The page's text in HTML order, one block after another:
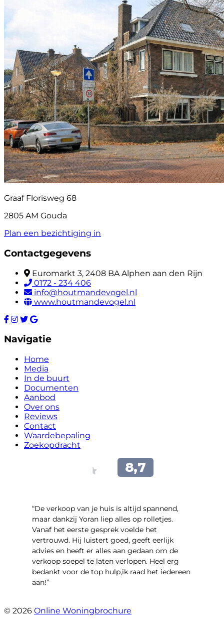
Graaf Florisweg 68
2805 AM Gouda
Plan een bezichtiging in
Contactgegevens
Euromarkt 3, 2408 BA Alphen aan den Rijn
0172 - 234 406
info@houtmandevogel.nl
www.houtmandevogel.nl
Navigatie
Home
Media
In de buurt
Documenten
Aanbod
Over ons
Reviews
Contact
Waardebepaling
Zoekopdracht
“​De verkoop van je huis is altijd spannend,
maar dankzij Yoran liep alles op rolletjes.
Vanaf het eerste gesprek voelde het
vertrouwd. Hij luistert goed, geeft eerlijk
advies en heeft er alles aan gedaan om de
verkoop soepel te laten verlopen. Heel erg
bedankt voor de top hulp,ik raad het iedereen
aan!”
© 2026 Online Woningbrochure